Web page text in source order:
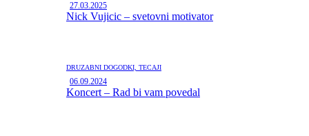
27.03.2025
Nick Vujicic – svetovni motivator
DRUŽABNI DOGODKI, TEČAJI
06.09.2024
Koncert – Rad bi vam povedal